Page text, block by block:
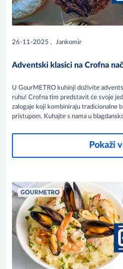
26-11-2025 , Jankomir
Adventski klasici na Crofna
U GourMETRO kuhinji doživite
ruhu! Crofna tim predstavit će svoje
zalogaje koji kombiniraju tradicionalne
pristupom. Kuhajte s nama u
Pokaži
GOURMETRO